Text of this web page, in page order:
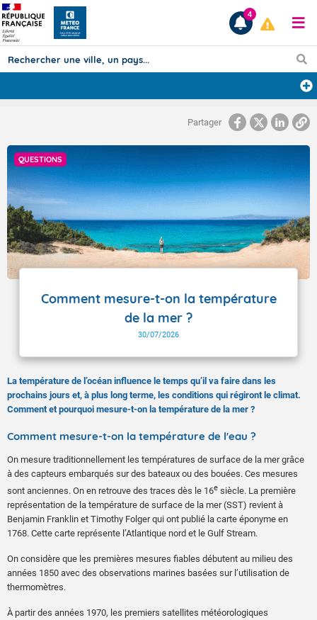
Prévisions
TOUS LES RÉSULTATS
Articles
4
Partager
QUESTIONS
Comment mesure-t-on la température
de la mer ?
30/07/2026
La température de l’océan influence le temps qu’il va faire dans les
prochains jours et, à plus long terme, les conditions qui régiront le climat.
Comment et pourquoi mesure-t-on la température de la mer ?
Comment mesure-t-on la température de l'eau ?
On mesure traditionnellement les températures de surface de la mer grâce
à des capteurs embarqués sur des bateaux ou des bouées. Ces mesures
sont anciennes. On en retrouve des traces dès le 16e siècle. La première
représentation de la température de surface de la mer (SST) revient à
Benjamin Franklin et Timothy Folger qui ont publié la carte éponyme en
1768. Cette carte représente l’Atlantique nord et le Gulf Stream.
On considère que les premières mesures fiables débutent au milieu des
années 1850 avec des observations marines basées sur l’utilisation de
thermomètres.
À partir des années 1970, les premiers satellites météorologiques